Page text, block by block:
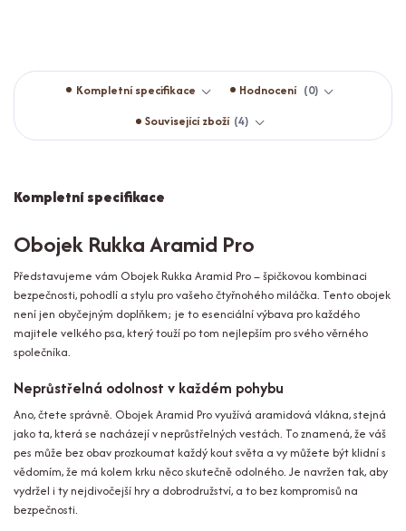
Kompletní specifikace Hodnocení
0
Související zboží 4
Kompletní specifikace
Obojek Rukka Aramid Pro
Představujeme vám Obojek Rukka Aramid Pro – špičkovou kombinaci
bezpečnosti, pohodlí a stylu pro vašeho čtyřnohého miláčka. Tento obojek
není jen obyčejným doplňkem; je to esenciální výbava pro každého
majitele velkého psa, který touží po tom nejlepším pro svého věrného
společníka.
Neprůstřelná odolnost v každém pohybu
Ano, čtete správně. Obojek Aramid Pro využívá aramidová vlákna, stejná
jako ta, která se nacházejí v neprůstřelných vestách. To znamená, že váš
pes může bez obav prozkoumat každý kout světa a vy můžete být klidní s
vědomím, že má kolem krku něco skutečně odolného. Je navržen tak, aby
vydržel i ty nejdivočejší hry a dobrodružství, a to bez kompromisů na
bezpečnosti.